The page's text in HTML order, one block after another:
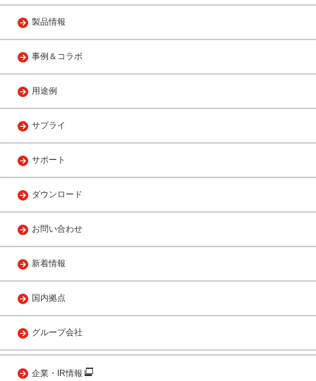
製品情報
事例＆コラボ
用途例
サプライ
サポート
ダウンロード
お問い合わせ
新着情報
国内拠点
グループ会社
企業・IR情報